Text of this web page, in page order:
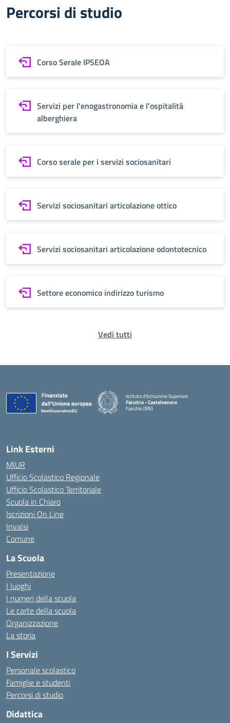
Percorsi di studio
Corso Serale IPSEOA
Servizi per l'enogastronomia e l'ospitalità
alberghiera
Corso serale per i servizi sociosanitari
Servizi sociosanitari articolazione ottico
Servizi sociosanitari articolazione odontotecnico
Settore economico indirizzo turismo
Vedi tutti
Istituto d'Istruzione Superiore
Faicchio - Castelvenere
Faicchio (BN)
Link Esterni
MIUR
Ufficio Scolastico Regionale
Ufficio Scolastico Territoriale
Scuola in Chiaro
Iscrizioni On Line
Invalsi
Comune
La Scuola
Presentazione
I luoghi
I numeri della scuola
Le carte della scuola
Organizzazione
La storia
I Servizi
Personale scolastico
Famiglie e studenti
Percorsi di studio
Didattica